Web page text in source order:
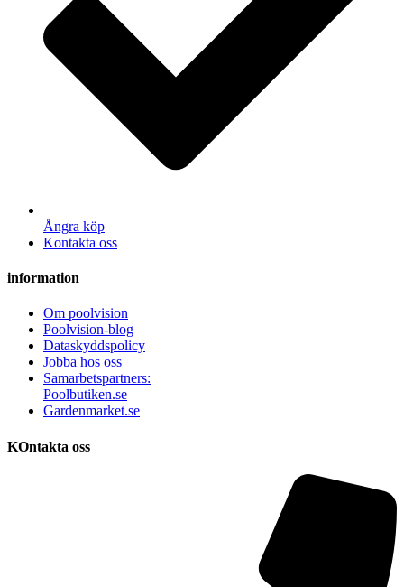
Ångra köp
Kontakta oss
information
Om poolvision
Poolvision-blog
Dataskyddspolicy
Jobba hos oss
Samarbetspartners:
Poolbutiken.se
Gardenmarket.se
KOntakta oss